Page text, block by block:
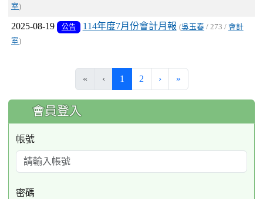
室)
2025-08-19 公告 114年度7月份會計月報 (吳玉春/ 273 / 會計
室)
« ‹ 1 (current)
2 › »
:::
會員登入
帳號
密碼